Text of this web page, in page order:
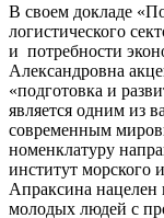
В своем докладе
логистического
и потребности
Александровна
«подготовка и
является одним из
современным
номенклатуру
институт морского
Апраксина нацелен
молодых людей с